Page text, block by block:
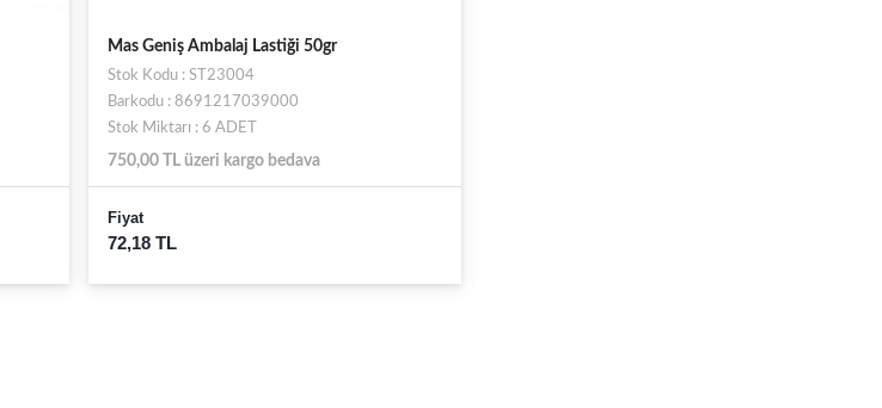
Mas Geniş Ambalaj Lastiği 50gr
Stok Kodu : ST23004
Barkodu : 8691217039000
Stok Miktarı : 6 ADET
750,00 TL üzeri kargo bedava
Fiyat
72,18 TL